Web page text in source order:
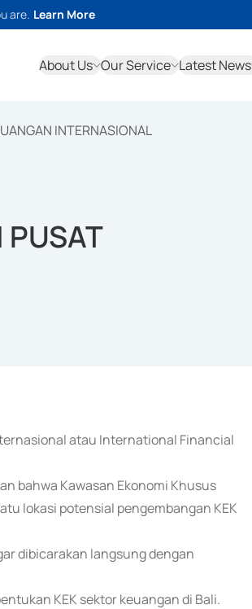
are. Learn More
About Us Our Service Latest News
INTERNASIONAL
PUSAT
atau International Financial
bahwa Kawasan Ekonomi Khusus
lokasi potensial pengembangan KEK
dibicarakan langsung dengan
KEK sektor keuangan di Bali.